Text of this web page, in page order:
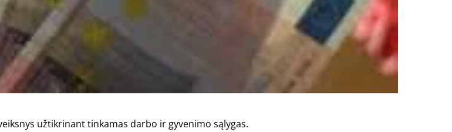
užtikrinant tinkamas darbo ir gyvenimo sąlygas.